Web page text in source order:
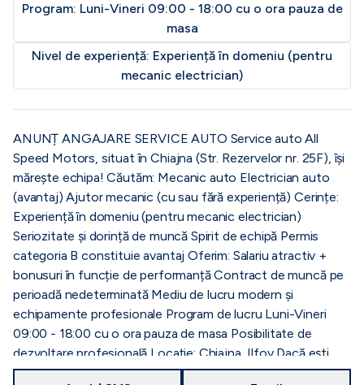
Program: Luni-Vineri 09:00 - 18:00 cu o ora pauza de
masa
Nivel de experiență: Experiență în domeniu (pentru
mecanic electrician)
ANUNȚ ANGAJARE SERVICE AUTO Service auto All
Speed Motors, situat în Chiajna (Str. Rezervelor nr. 25F), își
mărește echipa! Căutăm: Mecanic auto Electrician auto
(avantaj) Ajutor mecanic (cu sau fără experiență) Cerințe:
Experiență în domeniu (pentru mecanic electrician)
Seriozitate și dorință de muncă Spirit de echipă Permis
categoria B constituie avantaj Oferim: Salariu atractiv +
bonusuri în funcție de performanță Contract de muncă pe
perioadă nedeterminată Mediu de lucru modern și
echipamente profesionale Program de lucru Luni-Vineri
09:00 - 18:00 cu o ora pauza de masa Posibilitate de
dezvoltare profesională Locație: Chiajna, Ilfov Dacă ești
pasionat de domeniul auto și vrei să faci parte dintr-o